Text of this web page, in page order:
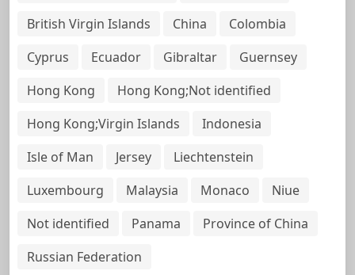
British Virgin Islands
China
Colombia
Cyprus
Ecuador Gibraltar
Guernsey
Hong Kong
Hong Kong;Not identified
Hong Kong;Virgin Islands
Indonesia
Isle of Man
Jersey
Liechtenstein
Luxembourg
Malaysia Monaco
Niue
Not identified
Panama
Province of China
Russian Federation